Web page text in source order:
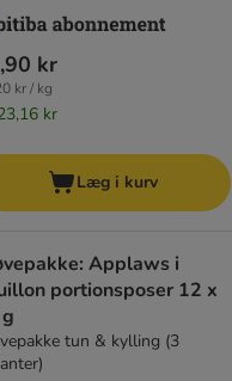
kr
kr / kg
kr
Læg i kurv
Applaws i
portionsposer 12 x
tun & kylling (3